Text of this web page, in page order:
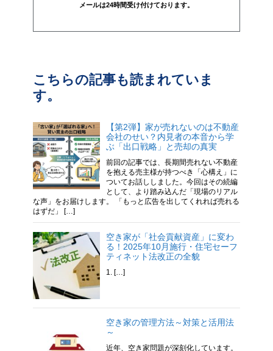
メールは24時間受け付けております。
こちらの記事も読まれていま
す。
【第2弾】家が売れないのは不動産
会社のせい？内見者の本音から学
ぶ「出口戦略」と売却の真実
前回の記事では、長期間売れない不動産
を抱える売主様が持つべき「心構え」に
ついてお話ししました。今回はその続編
として、より踏み込んだ「現場のリアル
な声」をお届けします。 「もっと広告を出してくれれば売れる
はずだ」 […]
空き家が「社会貢献資産」に変わ
る！2025年10月施行・住宅セーフ
ティネット法改正の全貌
1. […]
空き家の管理方法～対策と活用法
～
近年、空き家問題が深刻化しています。